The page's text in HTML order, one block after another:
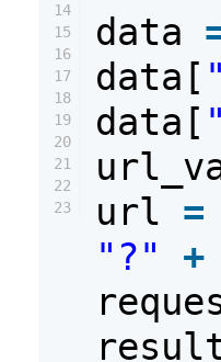
14
15
16
17
18
19
20
21
22
23
data
data[
data[
url =
"?"
+